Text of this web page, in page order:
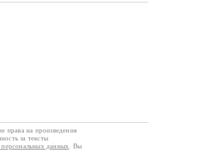
права на произведения
за тексты
данных
. Вы